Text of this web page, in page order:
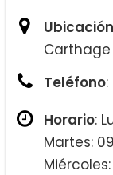
Ubicación
Carthage
Teléfono:
Horario:
Martes: